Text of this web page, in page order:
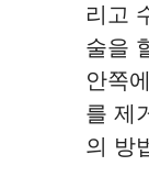
리고
술을
안쪽
를 제
의 방